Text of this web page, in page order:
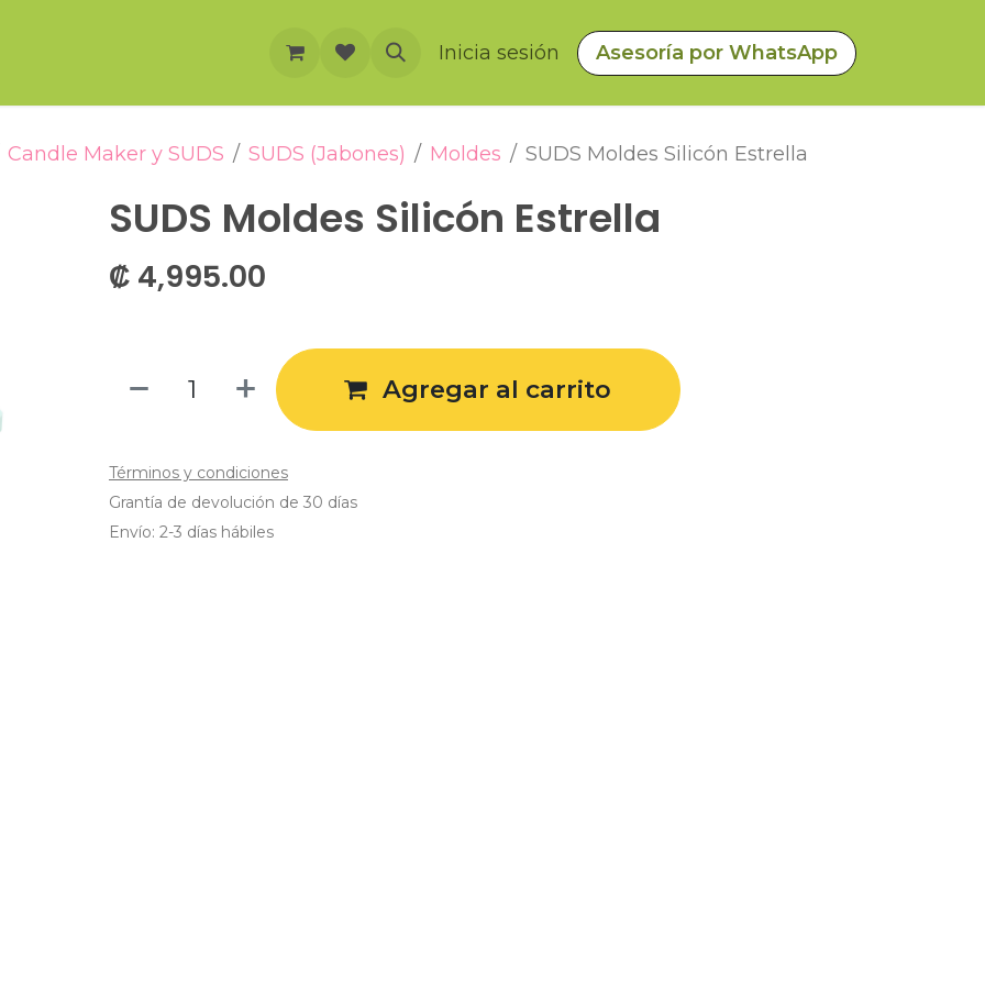
Eventos Inicia sesión Asesoría por WhatsApp
Candle Maker y SUDS SUDS (Jabones) Moldes SUDS Moldes Silicón Estrella
SUDS Moldes Silicón Estrella
₡ 4,995.00
Agregar al carrito
Términos y condiciones
Grantía de devolución de 30 días
Envío: 2-3 días hábiles